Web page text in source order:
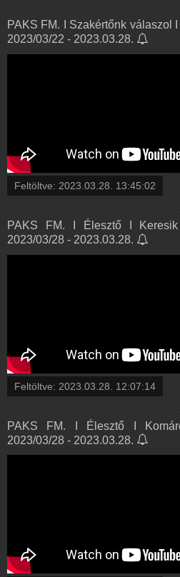
PAKS FM. I Szakértőnk válaszol
2023/03/22 - 2023.03.28.
Feltöltve: 2023.03.28. 13:45:02
PAKS FM. I Élesztő I
2023/03/28 - 2023.03.28.
Feltöltve: 2023.03.28. 12:07:14
PAKS FM. I Élesztő I
2023/03/28 - 2023.03.28.